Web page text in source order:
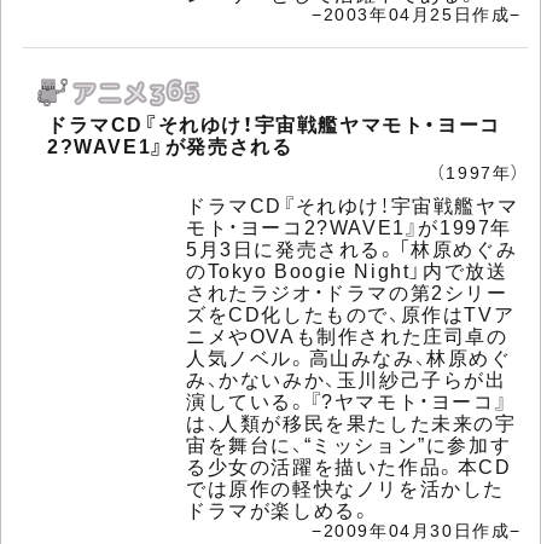
−2003年04月25日作成−
ドラマCD『それゆけ！宇宙戦艦ヤマモト・ヨーコ
2?WAVE1』が発売される
（1997年）
ドラマCD『それゆけ！宇宙戦艦ヤマ
モト・ヨーコ2?WAVE1』が1997年
5月3日に発売される。「林原めぐみ
のTokyo Boogie Night」内で放送
されたラジオ・ドラマの第2シリー
ズをCD化したもので、原作はTVア
ニメやOVAも制作された庄司卓の
人気ノベル。高山みなみ、林原めぐ
み、かないみか、玉川紗己子らが出
演している。『?ヤマモト・ヨーコ』
は、人類が移民を果たした未来の宇
宙を舞台に、“ミッション”に参加す
る少女の活躍を描いた作品。本CD
では原作の軽快なノリを活かした
ドラマが楽しめる。
−2009年04月30日作成−